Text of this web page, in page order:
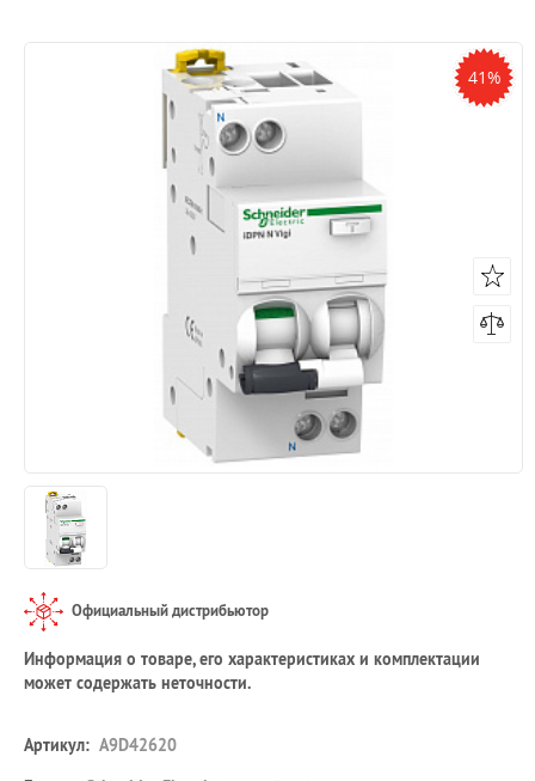
41%
Официальный дистрибьютор
Информация о товаре, его характеристиках и комплектации
может содержать неточности.
Артикул: A9D42620